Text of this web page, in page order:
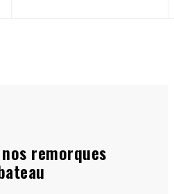
remorques